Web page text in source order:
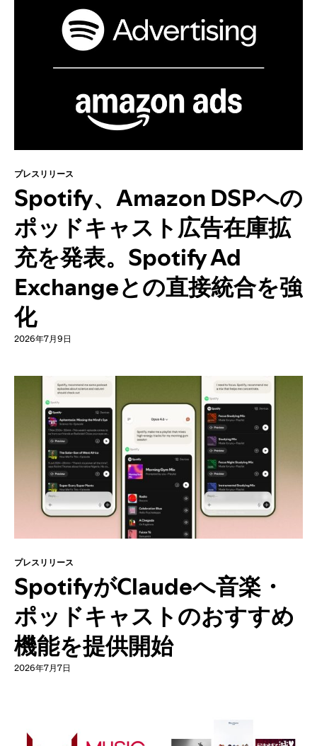
プレスリリース
Spotify、Amazon DSPへの
ポッドキャスト広告在庫拡
充を発表。Spotify Ad
Exchangeとの直接統合を強
化
2026年7月9日
プレスリリース
SpotifyがClaudeへ音楽・
ポッドキャストのおすすめ
機能を提供開始
2026年7月7日